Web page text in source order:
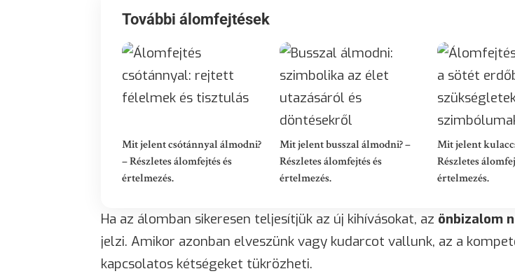
További álomfejtések
Mit jelent csótánnyal álmodni?
– Részletes álomfejtés és
értelmezés.
Mit jelent busszal álmodni? –
Részletes álomfejtés és
értelmezés.
Mit jelent
Részletes
értelmezés.
Ha az álomban sikeresen teljesítjük az új kihívásokat, az önbizalom
jelzi. Amikor azonban elveszünk vagy kudarcot vallunk, az a
kapcsolatos kétségeket tükrözheti.